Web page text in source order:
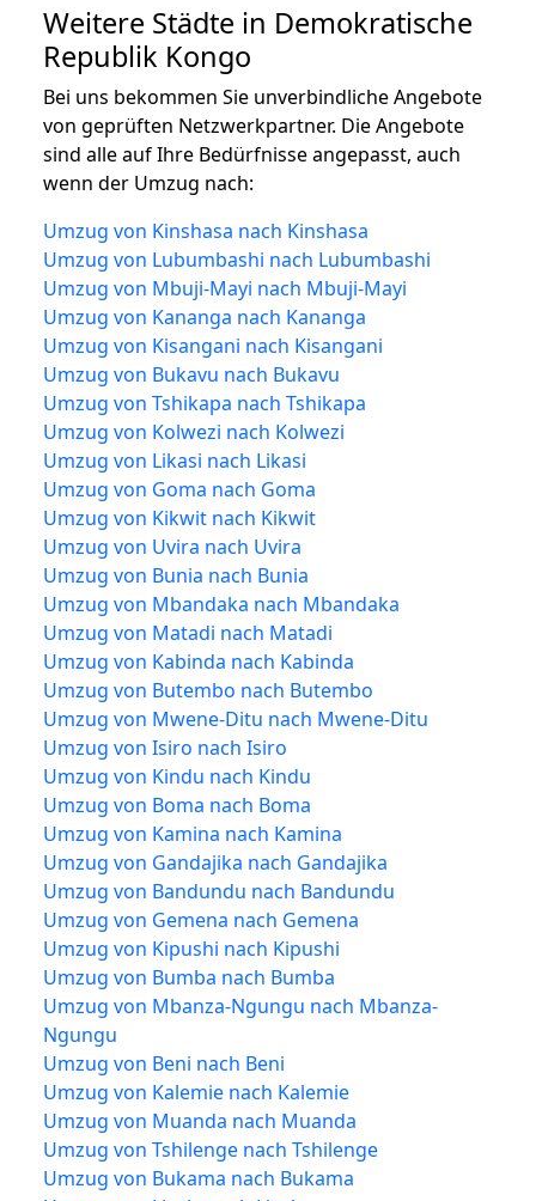
Weitere Städte in Demokratische
Republik Kongo
Bei uns bekommen Sie unverbindliche Angebote
von geprüften Netzwerkpartner. Die Angebote
sind alle auf Ihre Bedürfnisse angepasst, auch
wenn der Umzug nach:
Umzug von Kinshasa nach Kinshasa
Umzug von Lubumbashi nach Lubumbashi
Umzug von Mbuji-Mayi nach Mbuji-Mayi
Umzug von Kananga nach Kananga
Umzug von Kisangani nach Kisangani
Umzug von Bukavu nach Bukavu
Umzug von Tshikapa nach Tshikapa
Umzug von Kolwezi nach Kolwezi
Umzug von Likasi nach Likasi
Umzug von Goma nach Goma
Umzug von Kikwit nach Kikwit
Umzug von Uvira nach Uvira
Umzug von Bunia nach Bunia
Umzug von Mbandaka nach Mbandaka
Umzug von Matadi nach Matadi
Umzug von Kabinda nach Kabinda
Umzug von Butembo nach Butembo
Umzug von Mwene-Ditu nach Mwene-Ditu
Umzug von Isiro nach Isiro
Umzug von Kindu nach Kindu
Umzug von Boma nach Boma
Umzug von Kamina nach Kamina
Umzug von Gandajika nach Gandajika
Umzug von Bandundu nach Bandundu
Umzug von Gemena nach Gemena
Umzug von Kipushi nach Kipushi
Umzug von Bumba nach Bumba
Umzug von Mbanza-Ngungu nach Mbanza-
Ngungu
Umzug von Beni nach Beni
Umzug von Kalemie nach Kalemie
Umzug von Muanda nach Muanda
Umzug von Tshilenge nach Tshilenge
Umzug von Bukama nach Bukama